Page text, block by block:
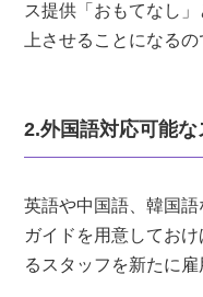
ス提供「おもてなし
上させることになるの
2.外国語対応可能
英語や中国語、韓国
ガイドを用意してお
るスタッフを新たに雇